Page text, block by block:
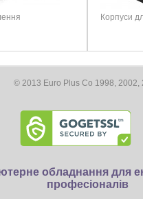
332 мм
к блоку питания:
1 x 16-pin
Корпуси
© 2013 Euro Plus Co 1998, 2002,
обладнання для
професіоналів